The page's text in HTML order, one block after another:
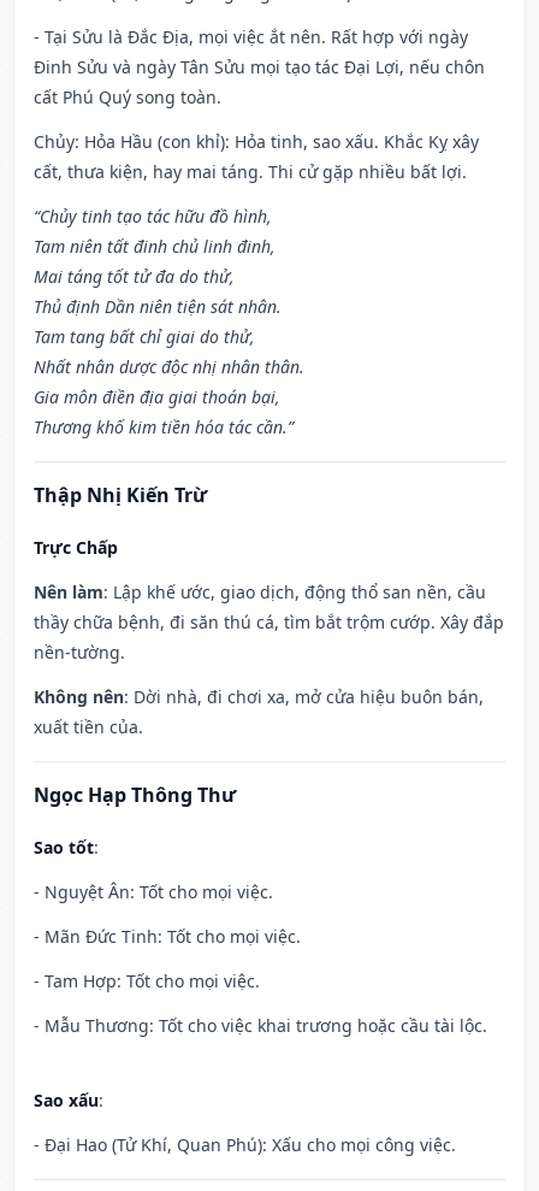
- Tại Sửu là Đắc Địa, mọi việc ắt nên. Rất hợp với ngày
Đinh Sửu và ngày Tân Sửu mọi tạo tác Đại Lợi, nếu chôn
cất Phú Quý song toàn.
Chủy: Hỏa Hầu (con khỉ): Hỏa tinh, sao xấu. Khắc Kỵ xây
cất, thưa kiện, hay mai táng. Thi cử gặp nhiều bất lợi.
“Chủy tinh tạo tác hữu đồ hình,
Tam niên tất đinh chủ linh đinh,
Mai táng tốt tử đa do thử,
Thủ định Dần niên tiện sát nhân.
Tam tang bất chỉ giai do thử,
Nhất nhân dược độc nhị nhân thân.
Gia môn điền địa giai thoán bại,
Thương khố kim tiền hóa tác cần.”
Thập Nhị Kiến Trừ
Trực Chấp
Nên làm: Lập khế ước, giao dịch, động thổ san nền, cầu
thầy chữa bệnh, đi săn thú cá, tìm bắt trộm cướp. Xây đắp
nền-tường.
Không nên: Dời nhà, đi chơi xa, mở cửa hiệu buôn bán,
xuất tiền của.
Ngọc Hạp Thông Thư
Sao tốt:
- Nguyệt Ân: Tốt cho mọi việc.
- Mãn Đức Tinh: Tốt cho mọi việc.
- Tam Hợp: Tốt cho mọi việc.
- Mẫu Thương: Tốt cho việc khai trương hoặc cầu tài lộc.
Sao xấu:
- Đại Hao (Tử Khí, Quan Phú): Xấu cho mọi công việc.